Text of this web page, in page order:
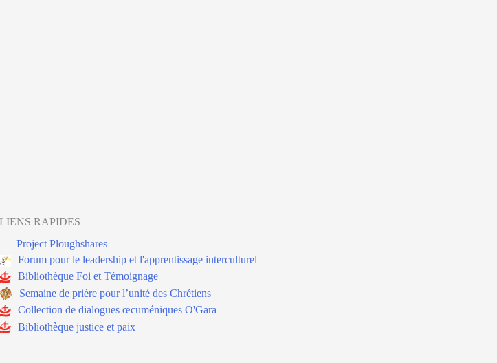
LIENS RAPIDES
Project Ploughshares
Forum pour le leadership et l'apprentissage interculturel
Bibliothèque Foi et Témoignage
Semaine de prière pour l’unité des Chrétiens
Collection de dialogues œcuméniques O'Gara
Bibliothèque justice et paix